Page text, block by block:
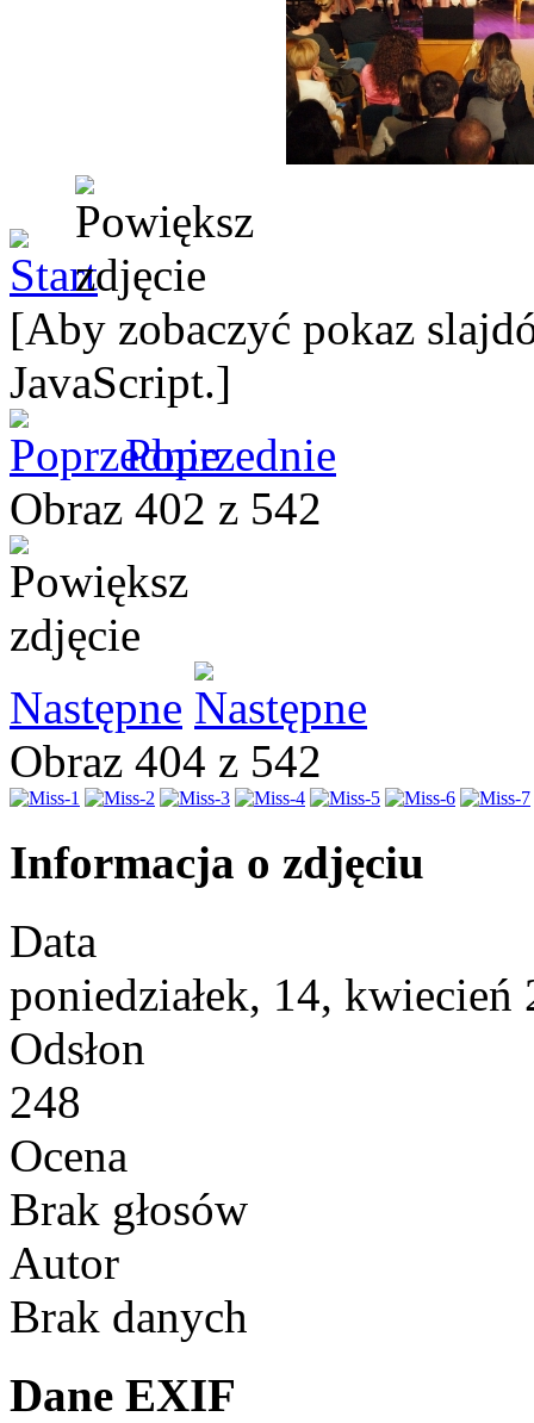
[Aby zobaczyć pokaz
JavaScript.]
Poprzednie
Obraz 402 z 542
Następne
Obraz 404 z 542
Informacja o zdjęciu
Data
poniedziałek, 14, kwiecień
Odsłon
248
Ocena
Brak głosów
Autor
Brak danych
Dane EXIF